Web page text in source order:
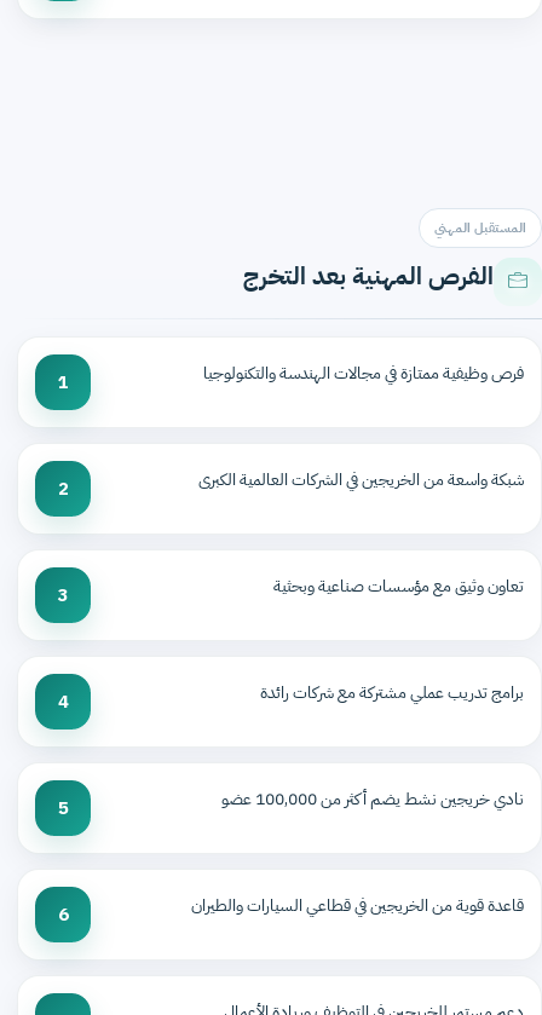
المستقبل المهني
الفرص المهنية بعد التخرج
فرص وظيفية ممتازة في مجالات الهندسة والتكنولوجيا 1
شبكة واسعة من الخريجين في الشركات العالمية الكبرى 2
تعاون وثيق مع مؤسسات صناعية وبحثية 3
برامج تدريب عملي مشتركة مع شركات رائدة 4
نادي خريجين نشط يضم أكثر من 100,000 عضو 5
قاعدة قوية من الخريجين في قطاعي السيارات والطيران 6